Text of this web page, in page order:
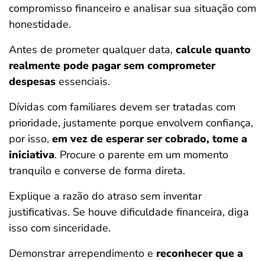
compromisso financeiro e analisar sua situação com
honestidade.
Antes de prometer qualquer data, calcule quanto
realmente pode pagar sem comprometer
despesas essenciais.
Dívidas com familiares devem ser tratadas com
prioridade, justamente porque envolvem confiança,
por isso, em vez de esperar ser cobrado, tome a
iniciativa. Procure o parente em um momento
tranquilo e converse de forma direta.
Explique a razão do atraso sem inventar
justificativas. Se houve dificuldade financeira, diga
isso com sinceridade.
Demonstrar arrependimento e reconhecer que a